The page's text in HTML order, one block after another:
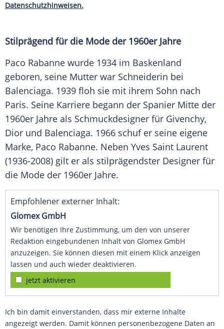
Datenschutzhinweisen.
Stilprägend für die Mode der 1960er Jahre
Paco Rabanne wurde 1934 im Baskenland
geboren, seine Mutter war Schneiderin bei
Balenciaga. 1939 floh sie mit ihrem Sohn nach
Paris. Seine Karriere begann der Spanier Mitte der
1960er Jahre als Schmuckdesigner für Givenchy,
Dior und Balenciaga. 1966 schuf er seine eigene
Marke, Paco Rabanne. Neben Yves Saint Laurent
(1936-2008) gilt er als stilprägendster Designer für
die Mode der 1960er Jahre.
Empfohlener externer Inhalt:
Glomex GmbH
Wir benötigen Ihre Zustimmung, um den von unserer
Redaktion eingebundenen Inhalt von Glomex GmbH
anzuzeigen. Sie können diesen mit einem Klick anzeigen
lassen und auch wieder deaktivieren.
jetzt aktivieren
Ich bin damit einverstanden, dass mir externe Inhalte
angezeigt werden. Damit können personenbezogene Daten an